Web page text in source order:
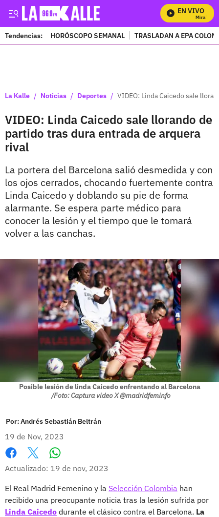
EN VIVO
Mira
Tendencias: HORÓSCOPO SEMANAL TRASLADAN A EPA
La Kalle / Noticias / Deportes / VIDEO: Linda Caicedo sale
VIDEO: Linda Caicedo sale llorando de
partido tras dura entrada de arquera
rival
La portera del Barcelona salió desmedida y con
los ojos cerrados, chocando fuertemente contra
Linda Caicedo y doblando su pie de forma
alarmante. Se espera parte médico para
conocer la lesión y el tiempo que le tomará
volver a las canchas.
Posible lesión de linda Caicedo enfrentando al Barcelona
/Foto: Captura video X @madridfeminfo
Por:Andrés Sebastián Beltrán
19 de Nov, 2023
Facebook
X
Actualizado: 19 de nov, 2023
El Real Madrid Femenino y la Selección Colombia han
recibido una preocupante noticia tras la lesión sufrida por
Linda Caicedo durante el clásico contra el Barcelona. La